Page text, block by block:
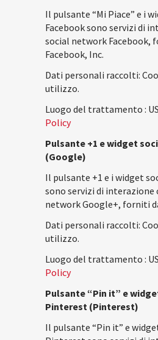
Il pulsante “Mi Piace” e i
Facebook sono servizi di
social network Facebook,
Facebook, Inc.
Dati personali raccolti:
utilizzo.
Luogo del trattamento :
Policy
Pulsante +1 e widget
(Google)
Il pulsante +1 e i widget
sono servizi di interazione
network Google+, forniti
Dati personali raccolti:
utilizzo.
Luogo del trattamento :
Policy
Pulsante “Pin it” e
Pinterest (Pinterest)
Il pulsante “Pin it” e